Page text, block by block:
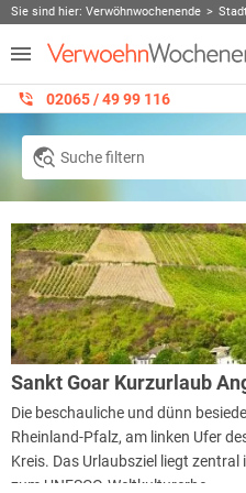
Sie sind hier: Verwöhnwochenende
02065 / 49 ‌99 116
Suche filtern
Sankt Goar Kurzurlaub
Die beschauliche und dünn
Rheinland-Pfalz, am linken Ufer
Kreis. Das Urlaubsziel liegt
zum UNESCO-Weltkulturerbe.